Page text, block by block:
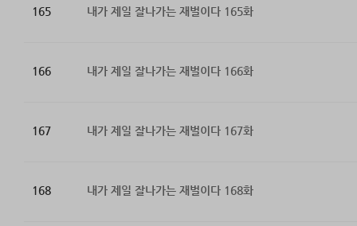
165 내가 제일 잘나가는 재벌이다 165화
166 내가 제일 잘나가는 재벌이다 166화
167 내가 제일 잘나가는 재벌이다 167화
168 내가 제일 잘나가는 재벌이다 168화